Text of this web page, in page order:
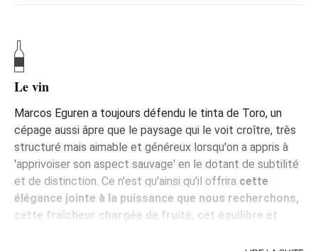
Le vin
Marcos Eguren a toujours défendu le tinta de Toro, un
cépage aussi âpre que le paysage qui le voit croître, très
structuré mais aimable et généreux lorsqu'on a appris à
'apprivoiser son aspect sauvage' en le dotant de subtilité
et de distinction. Ce n'est qu'ainsi qu'il offrira cette
élégance jointe à la puissance que nous recherchons,
cette fraîcheur chargée de fruité, cet équilibre et